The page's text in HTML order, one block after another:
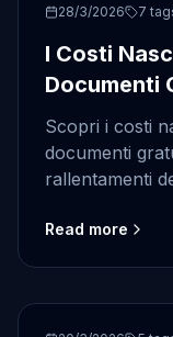
free document
28/3/2026 7
I Costi
Documenti
Scopri i costi
documenti
rallentamenti
privacy‑first li
Read more